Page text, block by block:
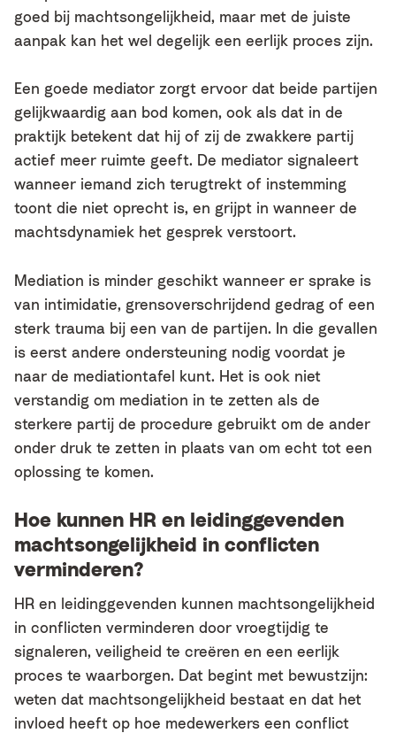
goed bij machtsongelijkheid, maar met de juiste
aanpak kan het wel degelijk een eerlijk proces zijn.
Een goede mediator zorgt ervoor dat beide partijen
gelijkwaardig aan bod komen, ook als dat in de
praktijk betekent dat hij of zij de zwakkere partij
actief meer ruimte geeft. De mediator signaleert
wanneer iemand zich terugtrekt of instemming
toont die niet oprecht is, en grijpt in wanneer de
machtsdynamiek het gesprek verstoort.
Mediation is minder geschikt wanneer er sprake is
van intimidatie, grensoverschrijdend gedrag of een
sterk trauma bij een van de partijen. In die gevallen
is eerst andere ondersteuning nodig voordat je
naar de mediationtafel kunt. Het is ook niet
verstandig om mediation in te zetten als de
sterkere partij de procedure gebruikt om de ander
onder druk te zetten in plaats van om echt tot een
oplossing te komen.
Hoe kunnen HR en leidinggevenden
machtsongelijkheid in conflicten
verminderen?
HR en leidinggevenden kunnen machtsongelijkheid
in conflicten verminderen door vroegtijdig te
signaleren, veiligheid te creëren en een eerlijk
proces te waarborgen. Dat begint met bewustzijn:
weten dat machtsongelijkheid bestaat en dat het
invloed heeft op hoe medewerkers een conflict